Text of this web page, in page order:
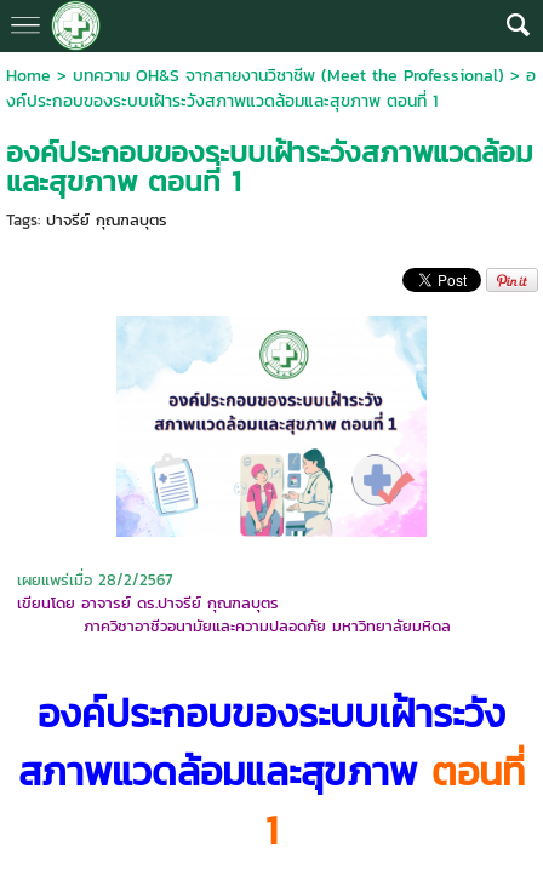
Home > บทความ OH&S จากสายงานวิชาชีพ (Meet the Professional) > อ
งค์ประกอบของระบบเฝ้าระวังสภาพแวดล้อมและสุขภาพ ตอนที่ 1
องค์ประกอบของระบบเฝ้าระวังสภาพแวดล้อม
และสุขภาพ ตอนที่ 1
Tags: ปาจรีย์ กุณฑลบุตร
เผยแพร่เมื่อ 28/2/2567
เขียนโดย อาจารย์ ดร.ปาจรีย์ กุณฑลบุตร
ภาควิชาอาชีวอนามัยและความปลอดภัย มหาวิทยาลัยมหิดล
องค์ประกอบของระบบเฝ้าระวัง
สภาพแวดล้อมและสุขภาพ ตอนที่
1